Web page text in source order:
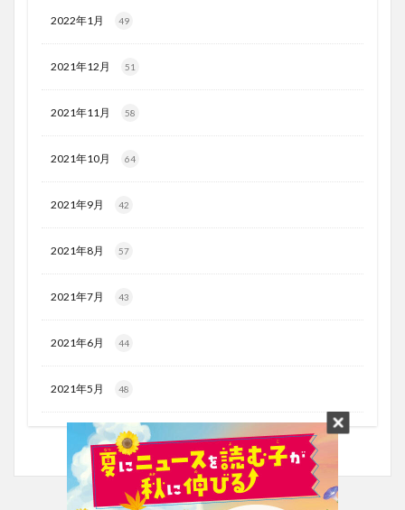
2022年1月 49
2021年12月 51
2021年11月 58
2021年10月 64
2021年9月 42
2021年8月 57
2021年7月 43
2021年6月 44
2021年5月 48